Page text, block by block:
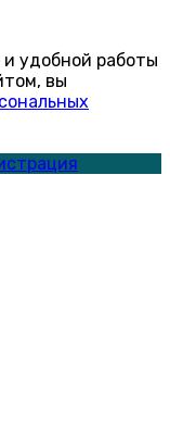
удобной работы
вы